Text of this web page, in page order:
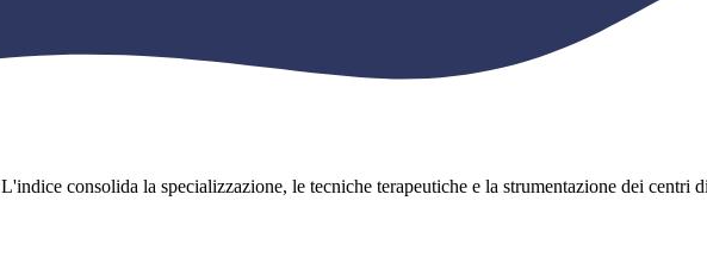
L'indice consolida la specializzazione, le tecniche terapeutiche e la strumentazione dei centri